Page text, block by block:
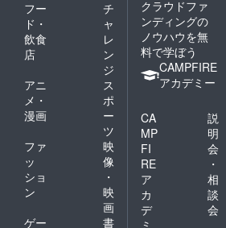
えて大人が創らない
と、子どもが自由に遊
び育つことのできない
現在。子どもの遊んで
いる姿が地域の中に溢
れる「すべての子ども
が豊かに遊べる東京」
を目指し活動するとう
きょうプレイデーにご
支援をよろしくお願い
します！！
んの前で開催すること
が出来ました。最初は
戸越銀座商店街を散策
していた大人が興味を
示し、さらに通りすが
りの親子が遊び始める
と親子を中心に集まっ
て、昔遊びに夢中にな
りました。 さらに援
軍が登場しました。な
にぬの屋の渋沢やこさ
フー
ド・
飲食
店
チ
ャ
レ
ン
ジ
アニ
メ・
漫画
ス
ポ
ー
ツ
ファ
ッ
ショ
ン
映
像
・
映
画
ゲー
書
クラウドファ
ンディングの
ノウハウを無
料で学ぼう
CAMPFIRE
アカデミー
CA
MP
FI
RE
ア
カ
デ
ミ
説
明
会
・
相
談
会